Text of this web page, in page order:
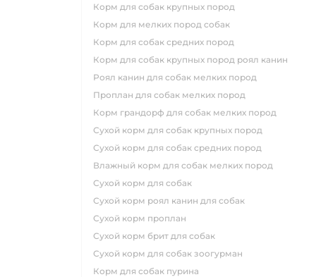
корм для собак крупных пород
корм для мелких пород собак
корм для собак средних пород
корм для собак крупных пород роял канин
роял канин для собак мелких пород
проплан для собак мелких пород
корм грандорф для собак мелких пород
сухой корм для собак крупных пород
сухой корм для собак средних пород
влажный корм для собак мелких пород
сухой корм для собак
сухой корм роял канин для собак
сухой корм проплан
сухой корм брит для собак
сухой корм для собак зоогурман
корм для собак пурина